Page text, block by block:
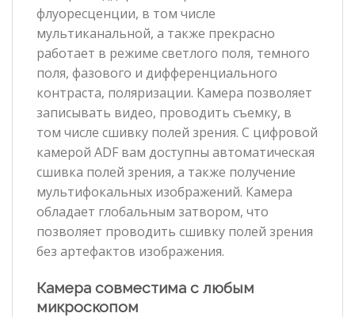
флуоресценции, в том числе
мультиканальной, а также прекрасно
работает в режиме светлого поля, темного
поля, фазового и дифференциального
контраста, поляризации. Камера позволяет
записывать видео, проводить съемку, в
том числе сшивку полей зрения. С цифровой
камерой ADF вам доступны автоматическая
сшивка полей зрения, а также получение
мультифокальных изображений. Камера
обладает глобальным затвором, что
позволяет проводить сшивку полей зрения
без артефактов изображения.
Камера совместима с любым
микроскопом